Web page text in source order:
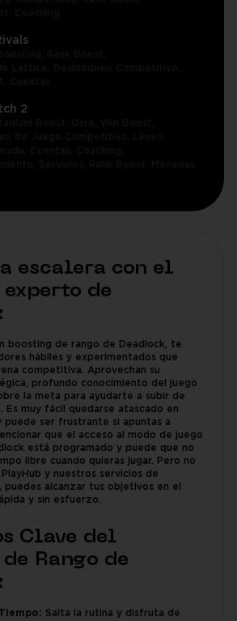
2
escalera con el
de
boosting de rango de Deadlock, te
hábiles y experimentados que
competitiva. Aprovechan su
profundo conocimiento del juego
la meta para ayudarte a subir de
Es muy fácil quedarse atascado en
puede ser frustrante si apuntas a
que el acceso al modo de juego
está programado y puede que no
libre cuando quieras jugar. Pero no
y nuestros servicios de
puedes alcanzar tus objetivos en el
y sin esfuerzo.
Clave del
Rango de
Salta la rutina y disfruta de